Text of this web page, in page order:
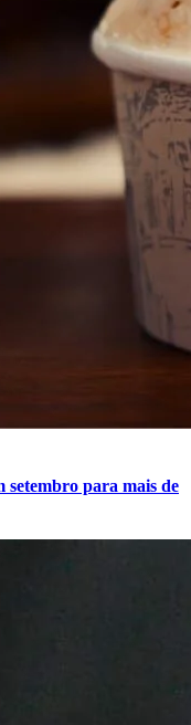
setembro para mais de